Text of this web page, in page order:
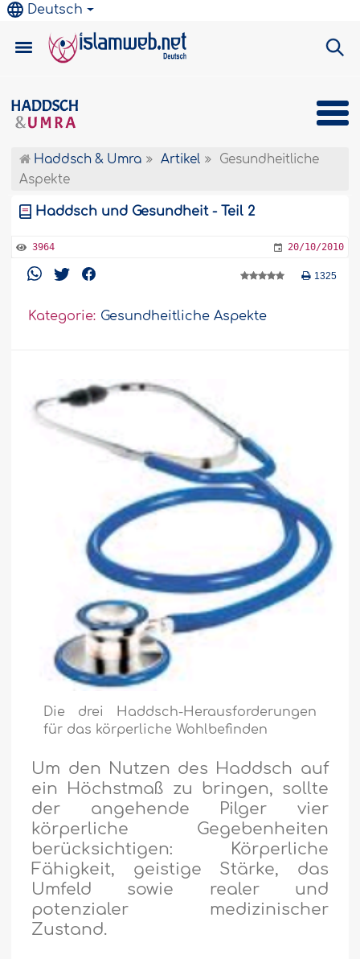
Deutsch
Haddsch & Umra Artikel
Gesundheitliche
Aspekte
Haddsch und Gesundheit - Teil 2
3964 20/10/2010
1325
Kategorie: Gesundheitliche Aspekte
Die drei Haddsch-Herausforderungen
für das körperliche Wohlbefinden
Um den Nutzen des Haddsch auf
ein Höchstmaß zu bringen, sollte
der angehende Pilger vier
körperliche Gegebenheiten
berücksichtigen: Körperliche
Fähigkeit, geistige Stärke, das
Umfeld sowie realer und
potenzialer medizinischer
Zustand.